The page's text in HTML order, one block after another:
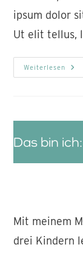
ipsum dolor
Ut elit tellus,
Weiterlesen
Das bin
Mit meinem
drei Kindern